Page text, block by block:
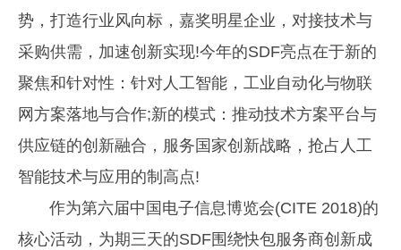
势，打造行业风向标，嘉奖明星企业，对接技术与
采购供需，加速创新实现!今年的SDF亮点在于新的
聚焦和针对性：针对人工智能，工业自动化与物联
网方案落地与合作;新的模式：推动技术方案平台与
供应链的创新融合，服务国家创新战略，抢占人工
智能技术与应用的制高点!
作为第六届中国电子信息博览会(CITE 2018)的
核心活动，为期三天的SDF围绕快包服务商创新成